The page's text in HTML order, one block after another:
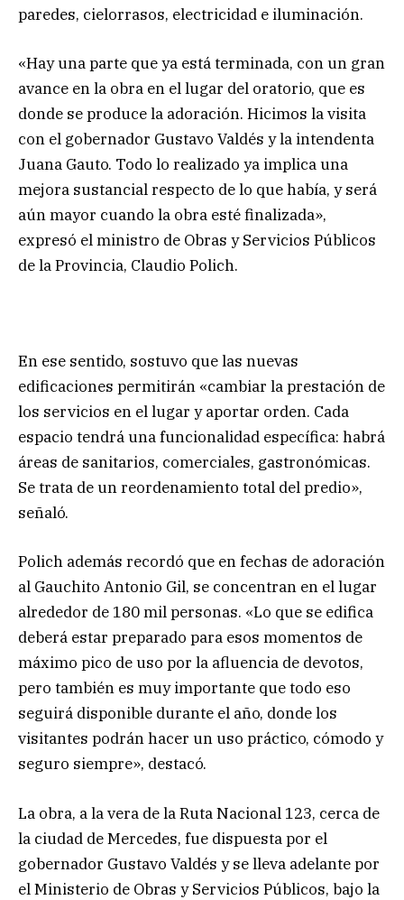
paredes, cielorrasos, electricidad e iluminación.
«Hay una parte que ya está terminada, con un gran
avance en la obra en el lugar del oratorio, que es
donde se produce la adoración. Hicimos la visita
con el gobernador Gustavo Valdés y la intendenta
Juana Gauto. Todo lo realizado ya implica una
mejora sustancial respecto de lo que había, y será
aún mayor cuando la obra esté finalizada»,
expresó el ministro de Obras y Servicios Públicos
de la Provincia, Claudio Polich.
En ese sentido, sostuvo que las nuevas
edificaciones permitirán «cambiar la prestación de
los servicios en el lugar y aportar orden. Cada
espacio tendrá una funcionalidad específica: habrá
áreas de sanitarios, comerciales, gastronómicas.
Se trata de un reordenamiento total del predio»,
señaló.
Polich además recordó que en fechas de adoración
al Gauchito Antonio Gil, se concentran en el lugar
alrededor de 180 mil personas. «Lo que se edifica
deberá estar preparado para esos momentos de
máximo pico de uso por la afluencia de devotos,
pero también es muy importante que todo eso
seguirá disponible durante el año, donde los
visitantes podrán hacer un uso práctico, cómodo y
seguro siempre», destacó.
La obra, a la vera de la Ruta Nacional 123, cerca de
la ciudad de Mercedes, fue dispuesta por el
gobernador Gustavo Valdés y se lleva adelante por
el Ministerio de Obras y Servicios Públicos, bajo la